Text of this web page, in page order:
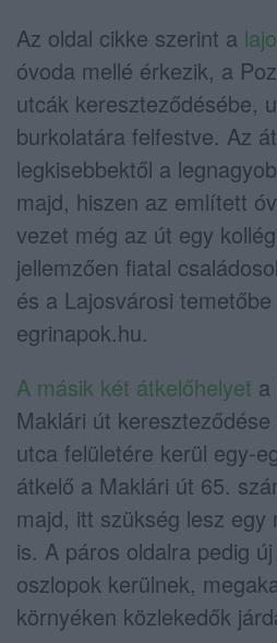
Az oldal cikke szerint a
óvoda mellé érkezik, a
utcák kereszteződésébe,
burkolatára felfestve. Az
legkisebbektől a
majd, hiszen az említett
vezet még az út egy
jellemzően fiatal
és a Lajosvárosi
egrinapok.hu.
A másik két átkelőhelyet
Maklári út
utca felületére kerül egy-
átkelő a Maklári út 65.
majd, itt szükség lesz
is. A páros oldalra pedig
oszlopok kerülnek,
környéken közlekedők